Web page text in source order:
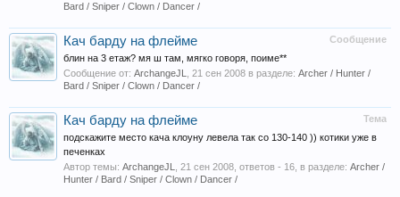
Bard / Sniper / Clown / Dancer /
Сообщение
Кач барду на флейме
блин на 3 етаж? мя ш там, мягко говоря, поиме**
Сообщение от: ArchangeJL 21 сен 2008 в разделе: Archer / Hunter /
Bard / Sniper / Clown / Dancer /
Тема
Кач барду на флейме
подскажите место кача клоуну левела так со 130-140 )) котики уже в
печенках
Автор темы: ArchangeJL 21 сен 2008 , ответов - 16, в разделе: Archer /
Hunter / Bard / Sniper / Clown / Dancer /